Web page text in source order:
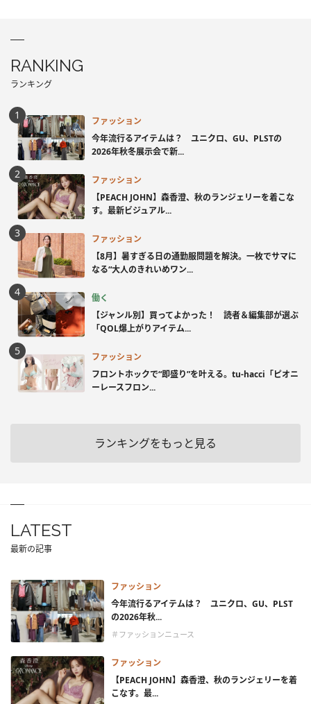
RANKING
ランキング
ファッション
今年流行るアイテムは？ ユニクロ、GU、PLSTの
2026年秋冬展示会で新...
ファッション
【PEACH JOHN】森香澄、秋のランジェリーを着こな
す。最新ビジュアル...
ファッション
【8月】暑すぎる日の通勤服問題を解決。一枚でサマに
なる“大人のきれいめワン...
働く
【ジャンル別】買ってよかった！ 読者＆編集部が選ぶ
「QOL爆上がりアイテム...
ファッション
フロントホックで“即盛り”を叶える。tu-hacci「ピオニ
ーレースフロン...
ランキングをもっと見る
LATEST
最新の記事
ファッション
今年流行るアイテムは？ ユニクロ、GU、PLST
の2026年秋...
＃ファッションニュース
ファッション
【PEACH JOHN】森香澄、秋のランジェリーを着
こなす。最...